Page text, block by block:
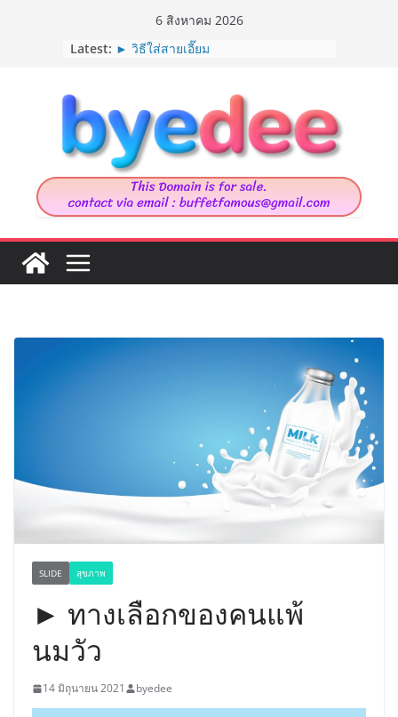
6 สิงหาคม 2026
Latest:
► รวมท่ายืด “ออฟฟิศซินโดม”
► วิธีใส่สายเอี๊ยม
► 9 ต้นไม้ที่แมวกินได้
► House in Chau Doc
SLIDE สุขภาพ
► ทางเลือกของคนแพ้
นมวัว
14 มิถุนายน 2021 byedee